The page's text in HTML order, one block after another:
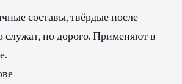
составы, твёрдые после
служат, но дорого. Применяют в